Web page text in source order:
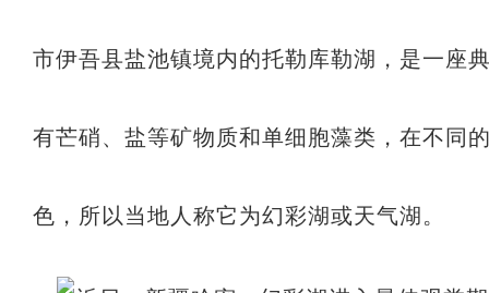
市伊吾县盐池镇境内的托勒库勒湖，是一座
有芒硝、盐等矿物质和单细胞藻类，在不同
色，所以当地人称它为幻彩湖或天气湖。